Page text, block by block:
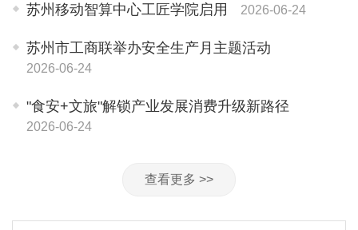
苏州移动智算中心工匠学院启用 2026-06-24
苏州市工商联举办安全生产月主题活动
2026-06-24
"食安+文旅"解锁产业发展消费升级新路径
2026-06-24
查看更多 >>